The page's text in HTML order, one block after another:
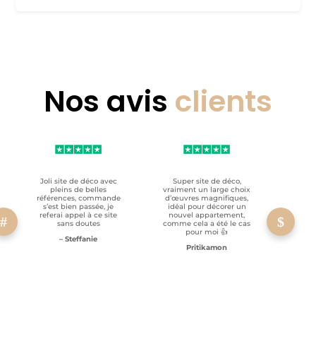
Nos avis clients
Joli site de déco avec
pleins de belles
références, commande
s’est bien passée, je
referai appel à ce site
sans doutes
– Steffanie
Super site de déco,
vraiment un large choix
d’œuvres magnifiques,
idéal pour décorer un
nouvel appartement,
comme cela a été le cas
pour moi 👍
Pritikamon